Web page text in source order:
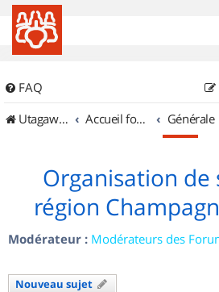
FAQ
UtagawaVTT (Randos VTT et VTTAE avec traces GPS)
Accueil forum Générale
Organisation de
région
Modérateur : Modérateurs des
Nouveau sujet